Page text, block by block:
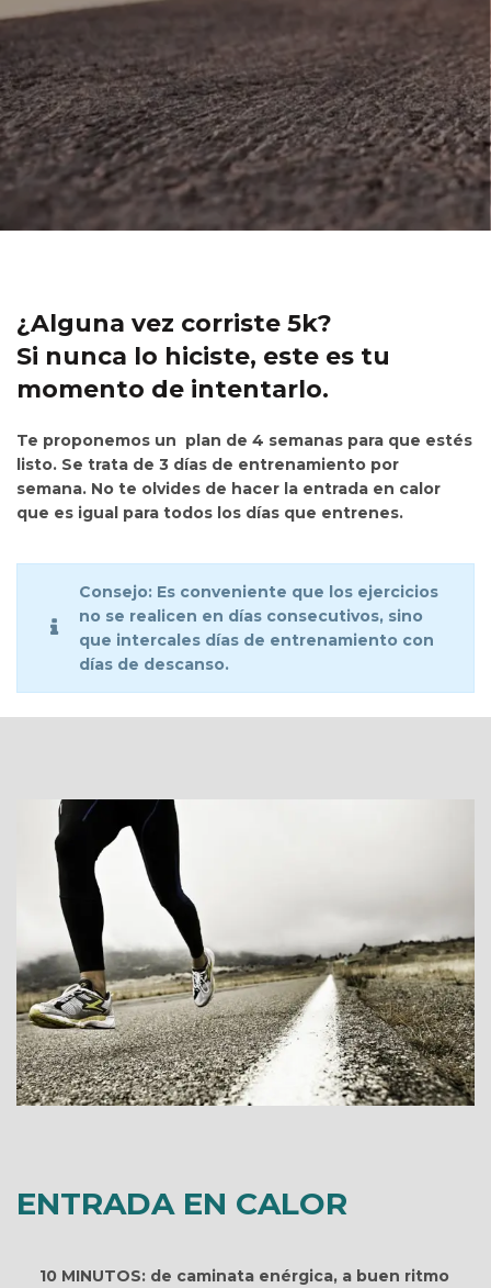
¿Alguna vez corriste 5k?
Si nunca lo hiciste, este es tu
momento de intentarlo.
Te proponemos un plan de 4 semanas para que estés
listo. Se trata de 3 días de entrenamiento por
semana. No te olvides de hacer la entrada en calor
que es igual para todos los días que entrenes.
Consejo: Es conveniente que los ejercicios
no se realicen en días consecutivos, sino
que intercales días de entrenamiento con
días de descanso.
ENTRADA EN CALOR
10 MINUTOS: de caminata enérgica, a buen ritmo